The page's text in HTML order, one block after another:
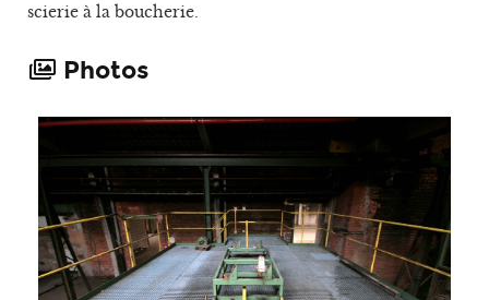
scierie à la boucherie.
Photos